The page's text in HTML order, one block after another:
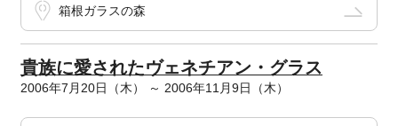
箱根ガラスの森
貴族に愛されたヴェネチアン・グラス
2006年7月20日（木） ～ 2006年11月9日（木）